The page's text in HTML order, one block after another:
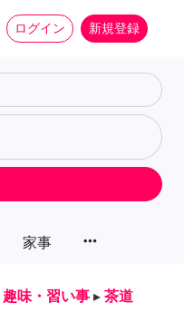
ログイン 新規登録
家事 more_horiz
趣味・習い事 ▸ 茶道